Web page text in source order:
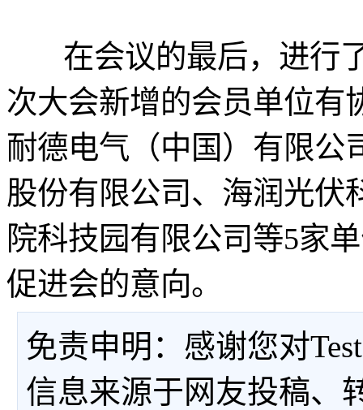
在会议的最后，进行了
次大会新增的会员单位有
耐德电气（中国）有限公
股份有限公司、海润光伏
院科技园有限公司等5家
促进会的意向。
免责申明：感谢您对
信息来源于网友投稿、